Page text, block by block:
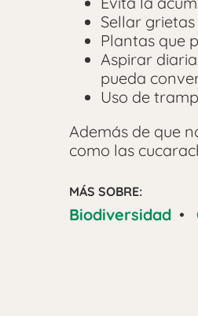
Sellar
Plantas que
Aspirar
pueda
Uso de
Además de que
como las
MÁS SOBRE:
Biodiversidad •